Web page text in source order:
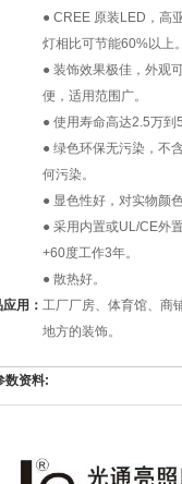
● CREE 原装 LED ，高
灯相比可节能60%以上
● 装饰效果极佳，外观
便，适用范围广。
● 使用寿命高达2.5万到
● 绿色环保无污染，不
何污染。
● 显色性好，对实物颜
● 采用内置或UL/CE外
+60度工作3年。
● 散热好。
用： 工厂厂房、体育馆、商
地方的装饰。
数资料: